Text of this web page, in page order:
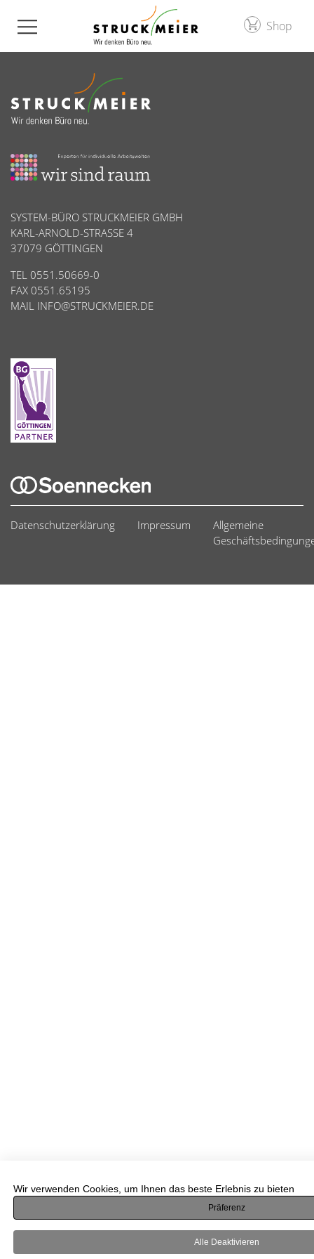
Shop
SYSTEM-BÜRO STRUCKMEIER GMBH
KARL-ARNOLD-STRASSE 4
37079 GÖTTINGEN
TEL 0551.50669-0
FAX 0551.65195
MAIL INFO@STRUCKMEIER.DE
Datenschutzerklärung Impressum
Allgemeine
Wir verwenden Cookies, um Ihnen das beste Erlebnis zu bieten
Präferenz
Alle Deaktivieren